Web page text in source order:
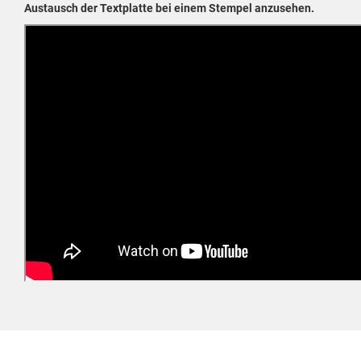
Austausch der Textplatte bei einem Stempel anzusehen.